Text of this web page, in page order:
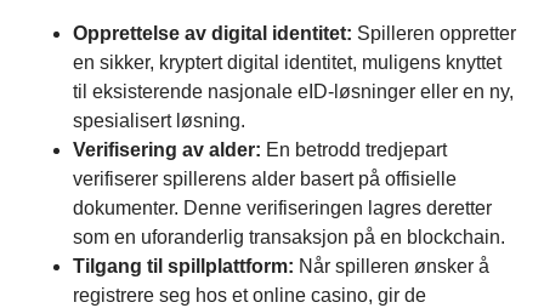
Opprettelse av digital identitet: Spilleren oppretter
en sikker, kryptert digital identitet, muligens knyttet
til eksisterende nasjonale eID-løsninger eller en ny,
spesialisert løsning.
Verifisering av alder: En betrodd tredjepart
verifiserer spillerens alder basert på offisielle
dokumenter. Denne verifiseringen lagres deretter
som en uforanderlig transaksjon på en blockchain.
Tilgang til spillplattform: Når spilleren ønsker å
registrere seg hos et online casino, gir de